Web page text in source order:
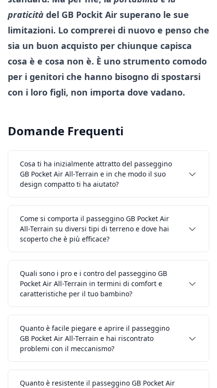
praticità del GB Pockit Air superano le sue
limitazioni. Lo comprerei di nuovo e penso che
sia un buon acquisto per chiunque capisca
cosa è e cosa non è. È uno strumento comodo
per i genitori che hanno bisogno di spostarsi
con i loro figli, non importa dove vadano.
Domande Frequenti
Cosa ti ha inizialmente attratto del passeggino
GB Pocket Air All-Terrain e in che modo il suo
design compatto ti ha aiutato?
Come si comporta il passeggino GB Pocket Air
All-Terrain su diversi tipi di terreno e dove hai
scoperto che è più efficace?
Quali sono i pro e i contro del passeggino GB
Pocket Air All-Terrain in termini di comfort e
caratteristiche per il tuo bambino?
Quanto è facile piegare e aprire il passeggino
GB Pocket Air All-Terrain e hai riscontrato
problemi con il meccanismo?
Quanto è resistente il passeggino GB Pocket Air